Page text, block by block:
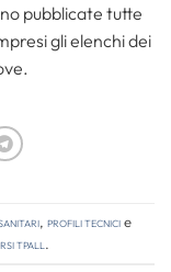
pubblicate tutte
gli elenchi dei
, Profili tecnicie
tpall .